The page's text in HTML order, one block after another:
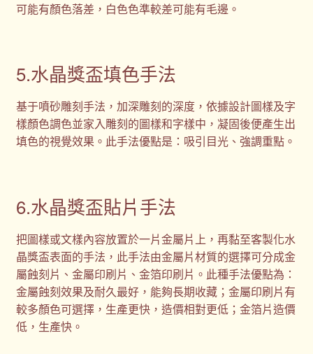
可能有顏色落差，白色色準較差可能有毛邊。
5.水晶獎盃填色手法
基于噴砂雕刻手法，加深雕刻的深度，依據設計圖樣及字
樣顏色調色並家入雕刻的圖樣和字樣中，凝固後便產生出
填色的視覺效果。此手法優點是：吸引目光、強調重點。
6.水晶獎盃貼片手法
把圖樣或文樣內容放置於一片金屬片上，再黏至客製化水
晶獎盃表面的手法，此手法由金屬片材質的選擇可分成金
屬蝕刻片、金屬印刷片、金箔印刷片。此種手法優點為：
金屬蝕刻效果及耐久最好，能夠長期收藏；金屬印刷片有
較多顏色可選擇，生產更快，造價相對更低；金箔片造價
低，生產快。